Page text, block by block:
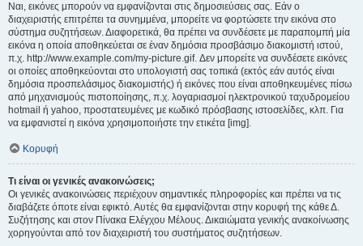
Ναι, εικόνες μπορούν να εμφανίζονται στις δημοσιεύσεις σας. Εάν ο
διαχειριστής επιτρέπει τα συνημμένα, μπορείτε να φορτώσετε την εικόνα στο
σύστημα συζητήσεων. Διαφορετικά, θα πρέπει να συνδέσετε με παραπομπή μία
εικόνα η οποία αποθηκεύεται σε έναν δημόσια προσβάσιμο διακομιστή ιστού,
π.χ. http://www.example.com/my-picture.gif. Δεν μπορείτε να συνδέσετε εικόνες
οι οποίες αποθηκεύονται στο υπολογιστή σας τοπικά (εκτός εάν αυτός είναι
δημόσια προσπελάσιμος διακομιστής) ή εικόνες που είναι αποθηκευμένες πίσω
από μηχανισμούς πιστοποίησης, π.χ. λογαριασμοί ηλεκτρονικού ταχυδρομείου
hotmail ή yahoo, προστατευμένες με κωδικό πρόσβασης ιστοσελίδες, κλπ. Για
να εμφανιστεί η εικόνα χρησιμοποιήστε την ετικέτα [img].
Κορυφή
Τι είναι οι γενικές ανακοινώσεις;
Οι γενικές ανακοινώσεις περιέχουν σημαντικές πληροφορίες και πρέπει να τις
διαβάζετε όποτε είναι εφικτό. Αυτές θα εμφανίζονται στην κορυφή της κάθε Δ.
Συζήτησης και στον Πίνακα Ελέγχου Μέλους. Δικαιώματα γενικής ανακοίνωσης
χορηγούνται από τον διαχειριστή του συστήματος συζητήσεων.